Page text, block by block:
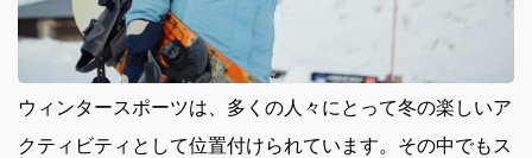
ウィンタースポーツは、多くの人々にとって冬の楽しいア
クティビティとして位置付けられています。 その中でもス